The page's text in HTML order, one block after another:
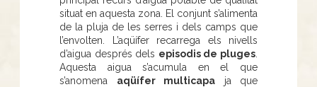
situat en aquesta zona. El conjunt s’alimenta
de la pluja de les serres i dels camps que
l’envolten. L’aqüífer recarrega els nivells
d’aigua després dels episodis de pluges
Aquesta aigua s’acumula en el que
s’anomena aqüífer multicapa ja que